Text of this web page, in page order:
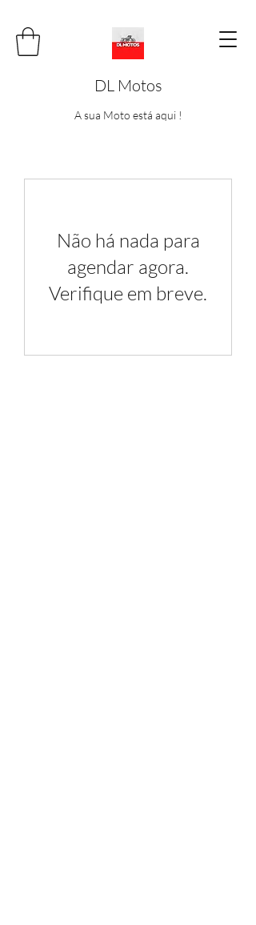
DL Motos
A sua Moto está aqui !
Não há nada para
agendar agora.
Verifique em breve.